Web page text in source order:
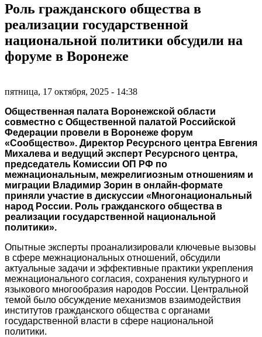
Роль гражданского общества в
реализации государственной
национальной политики обсудили на
форуме в Воронеже
пятница, 17 октября, 2025 - 14:38
Общественная палата Воронежской области
совместно с Общественной палатой Российской
Федерации провели в Воронеже форум
«Сообщество». Директор Ресурсного центра Евгения
Михалева и ведущий эксперт Ресурсного центра,
председатель Комиссии ОП РФ по
межнациональным, межрелигиозным отношениям и
миграции Владимир Зорин в онлайн-формате
приняли участие в дискуссии «Многонациональный
народ России. Роль гражданского общества в
реализации государственной национальной
политики».
Опытные эксперты проанализировали ключевые вызовы
в сфере межнациональных отношений, обсудили
актуальные задачи и эффективные практики укрепления
межнационального согласия, сохранения культурного и
языкового многообразия народов России. Центральной
темой было обсуждение механизмов взаимодействия
институтов гражданского общества с органами
государственной власти в сфере национальной
политики.